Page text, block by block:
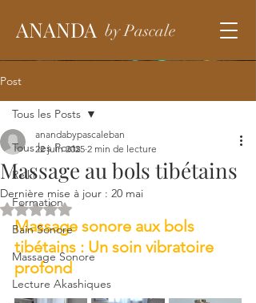
ANANDA by Pascale
Post
Tous les Posts
Reiki
Formation
Bain Sonore
Massage Sonore
Lecture Akashiques
Tous les Posts
Massage au bols tibétains
anandabypascaleban
22 juin 2025 2 min de lecture
Dernière mise à jour : 20 mai
Noté NaN étoiles sur 5.
Massage sonore aux bols
tibétains : Un soin vibratoire
profond